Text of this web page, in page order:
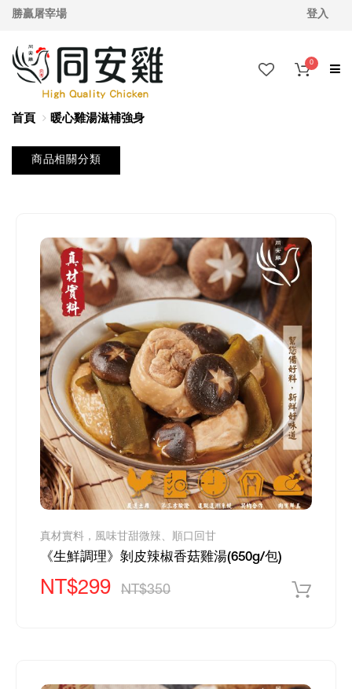
勝贏屠宰場 登入
0
首頁 暖心雞湯滋補強身
商品相關分類
真材實料，風味甘甜微辣、順口回甘
《生鮮調理》剝皮辣椒香菇雞湯(650g/包)
NT$299 NT$350